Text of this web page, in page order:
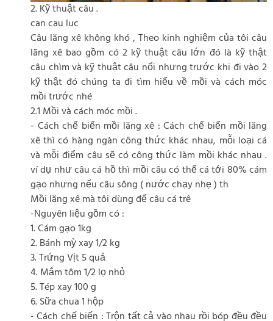
2. Kỹ thuật câu .
can cau luc
Câu lăng xê không khó , Theo kinh nghiệm của tôi câu
lăng xê bao gồm có 2 kỹ thuật câu lớn đó là kỹ thật
câu chìm và kỹ thuật câu nổi nhưng trước khi đi vào 2
kỹ thật đó chúng ta đi tìm hiểu về mồi và cách móc
mồi trước nhé
2.1 Mồi và cách móc mồi .
- Cách chế biến mồi lăng xê : Cách chế biến mồi lăng
xê thì có hàng ngàn công thức khác nhau, mỗi loại cá
và mỗi điểm câu sẽ có công thức làm mồi khác nhau .
ví dụ như câu cá hồ thì mồi câu có thể cá tới 80% cám
gạo nhưng nếu câu sông ( nước chạy nhẹ ) th
Mồi lăng xê mà tôi dùng để câu cá trê
-Nguyên liệu gồm có :
1. Cám gạo 1kg
2. Bánh mỳ xay 1/2 kg
3. Trứng Vịt 5 quả
4. Mắm tôm 1/2 lọ nhỏ
5. Tép xay 100 g
6. Sữa chua 1 hộp
- Cách chế biến : Trộn tất cả vào nhau rồi bóp đều đều